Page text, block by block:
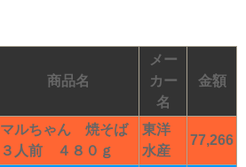
商品名
メー
カー
名
金額
マルちゃん 焼そば
３人前 ４８０ｇ
東洋
水産
77,266